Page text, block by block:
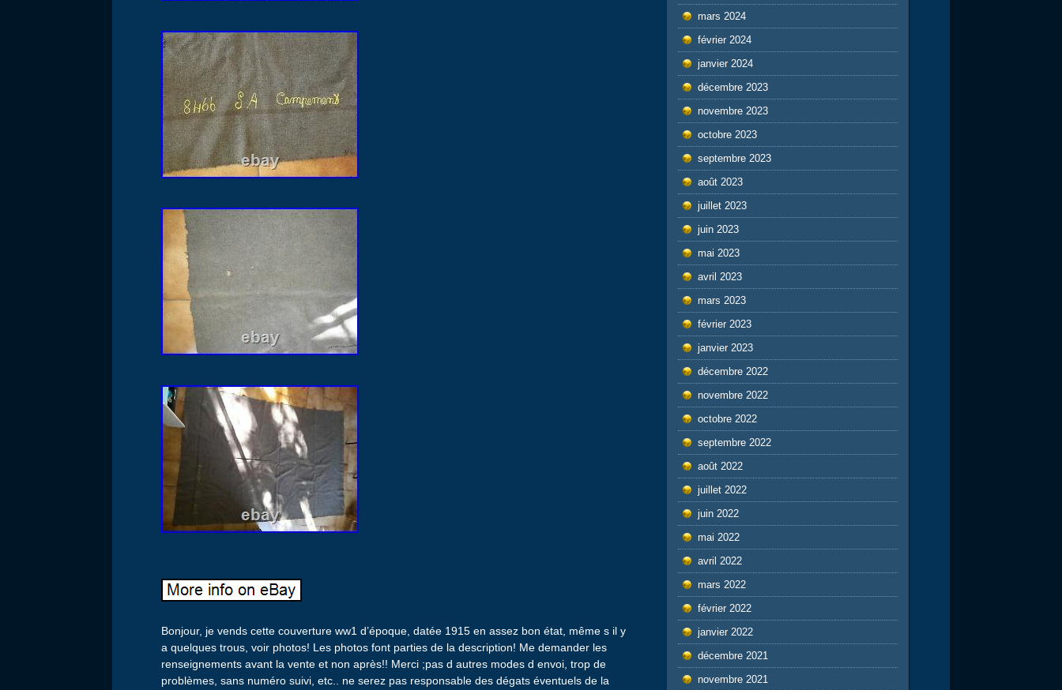
Bonjour, je vends cette couverture ww1 d’époque, datée 1915 en assez bon état, même s il y
a quelques trous, voir photos! Les photos font parties de la description! Me demander les
renseignements avant la vente et non après!! Merci ;pas d autres modes d envoi, trop de
problèmes, sans numéro suivi, etc.. ne serez pas responsable des dégats éventuels de la
mars 2024
février 2024
janvier 2024
décembre 2023
novembre 2023
octobre 2023
septembre 2023
août 2023
juillet 2023
juin 2023
mai 2023
avril 2023
mars 2023
février 2023
janvier 2023
décembre 2022
novembre 2022
octobre 2022
septembre 2022
août 2022
juillet 2022
juin 2022
mai 2022
avril 2022
mars 2022
février 2022
janvier 2022
décembre 2021
novembre 2021